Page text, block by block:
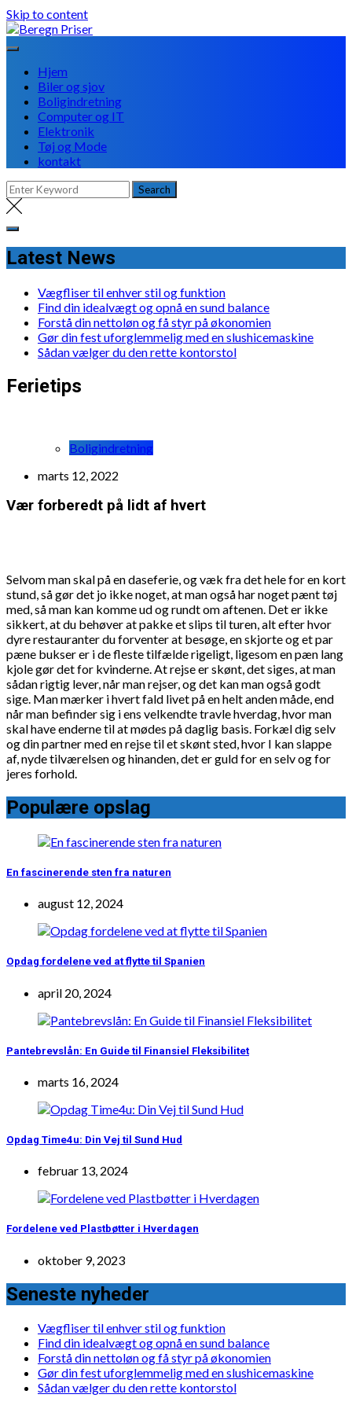
Skip to content
Hjem
Biler og sjov
Boligindretning
Computer og IT
Elektronik
Tøj og Mode
kontakt
Latest News
Vægfliser til enhver stil og funktion
Find din idealvægt og opnå en sund balance
Forstå din nettoløn og få styr på økonomien
Gør din fest uforglemmelig med en slushicemaskine
Sådan vælger du den rette kontorstol
Ferietips
Boligindretning
marts 12, 2022
Vær forberedt på lidt af hvert
Selvom man skal på en daseferie, og væk fra det hele for en kort
stund, så gør det jo ikke noget, at man også har noget pænt tøj
med, så man kan komme ud og rundt om aftenen. Det er ikke
sikkert, at du behøver at pakke et slips til turen, alt efter hvor
dyre restauranter du forventer at besøge, en skjorte og et par
pæne bukser er i de fleste tilfælde rigeligt, ligesom en pæn lang
kjole gør det for kvinderne. At rejse er skønt, det siges, at man
sådan rigtig lever, når man rejser, og det kan man også godt
sige. Man mærker i hvert fald livet på en helt anden måde, end
når man befinder sig i ens velkendte travle hverdag, hvor man
skal have enderne til at mødes på daglig basis. Forkæl dig selv
og din partner med en rejse til et skønt sted, hvor I kan slappe
af, nyde tilværelsen og hinanden, det er guld for en selv og for
jeres forhold.
Populære opslag
En fascinerende sten fra naturen
august 12, 2024
Opdag fordelene ved at flytte til Spanien
april 20, 2024
Pantebrevslån: En Guide til Finansiel Fleksibilitet
marts 16, 2024
Opdag Time4u: Din Vej til Sund Hud
februar 13, 2024
Fordelene ved Plastbøtter i Hverdagen
oktober 9, 2023
Seneste nyheder
Vægfliser til enhver stil og funktion
Find din idealvægt og opnå en sund balance
Forstå din nettoløn og få styr på økonomien
Gør din fest uforglemmelig med en slushicemaskine
Sådan vælger du den rette kontorstol